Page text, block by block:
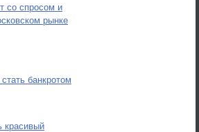
со спросом и
рынке
банкротом
красивый